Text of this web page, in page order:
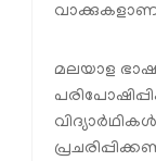
വാക്കുകളാണ്
മലയാള